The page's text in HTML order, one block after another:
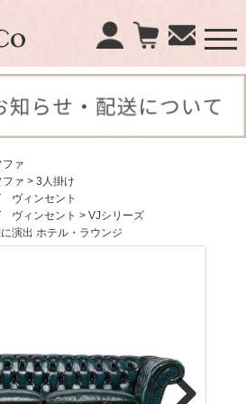
ファ
ファ > 3人掛け
ヴィンセント
ヴィンセント > VJシリーズ
演出 ホテル・ラウンジ
×